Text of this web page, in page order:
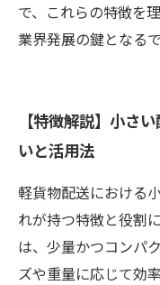
で、これらの特徴を
業界発展の鍵となるで
【特徴解説】小さ
いと活用法
軽貨物配送における
れが持つ特徴と役割
は、少量かつコンパ
ズや重量に応じて効